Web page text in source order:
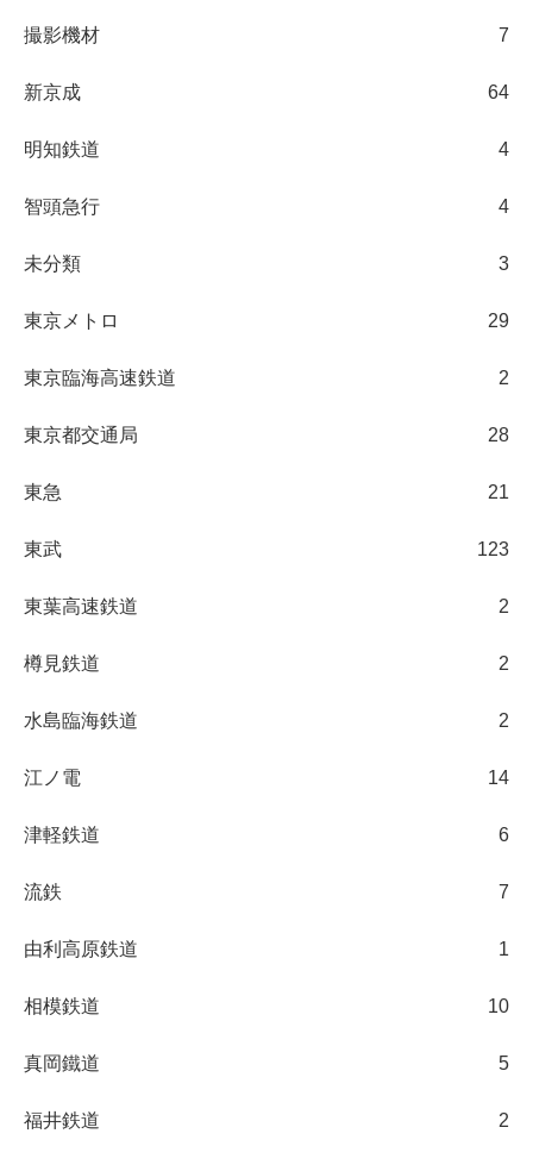
撮影機材 7
新京成 64
明知鉄道 4
智頭急行 4
未分類 3
東京メトロ 29
東京臨海高速鉄道 2
東京都交通局 28
東急 21
東武 123
東葉高速鉄道 2
樽見鉄道 2
水島臨海鉄道 2
江ノ電 14
津軽鉄道 6
流鉄 7
由利高原鉄道 1
相模鉄道 10
真岡鐵道 5
福井鉄道 2